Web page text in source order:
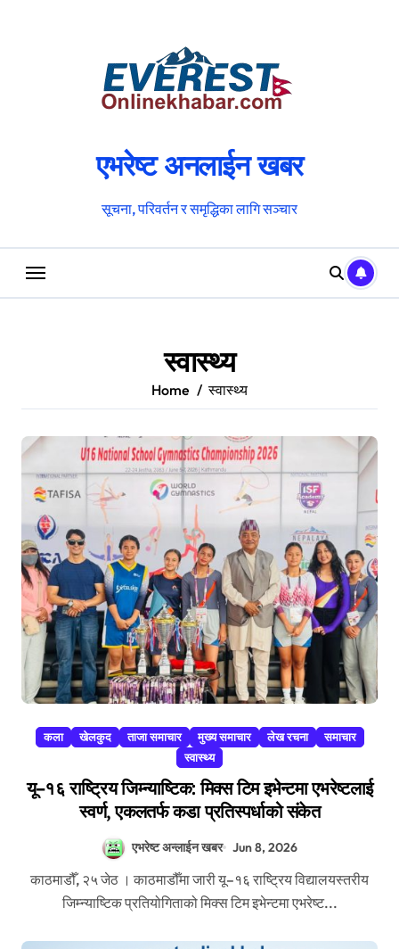
एभरेष्ट अनलाईन खबर
सूचना, परिवर्तन र समृद्धिका लागि सञ्चार
स्वास्थ्य
Home स्वास्थ्य
कला खेलकुद ताजा समाचार मुख्य समाचार लेख रचना
समाचार
स्वास्थ्य
यू–१६ राष्ट्रिय जिम्न्याष्टिक: मिक्स टिम इभेन्टमा एभरेष्टलाई
स्वर्ण, एकलतर्फ कडा प्रतिस्पर्धाको संकेत
एभरेष्ट अन्लाईन खबर Jun 8, 2026
काठमाडौँ, २५ जेठ । काठमाडौँमा जारी यू–१६ राष्ट्रिय विद्यालयस्तरीय
जिम्न्याष्टिक प्रतियोगिताको मिक्स टिम इभेन्टमा एभरेष्ट...